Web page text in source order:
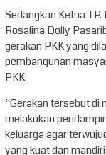
Sedangkan Ketua
Rosalina Dolly
gerakan PKK yang
pembangunan
PKK.
“Gerakan tersebut di
melakukan
keluarga agar
yang kuat dan